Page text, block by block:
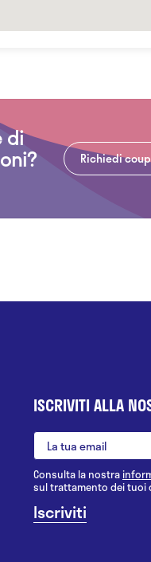
di
Richiedi
ISCRIVITI ALLA
Consulta la nostra
sul trattamento dei tuoi